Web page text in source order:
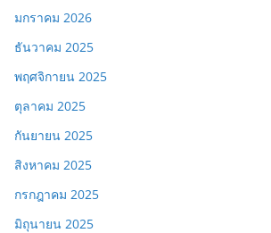
มกราคม 2026
ธันวาคม 2025
พฤศจิกายน 2025
ตุลาคม 2025
กันยายน 2025
สิงหาคม 2025
กรกฎาคม 2025
มิถุนายน 2025